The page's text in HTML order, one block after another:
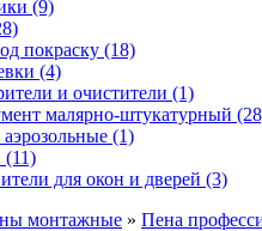
(9)
покраску (18)
(4)
и очистители (1)
малярно-штукатурный
(1)
(11)
для окон и дверей (3)
монтажные » Пена